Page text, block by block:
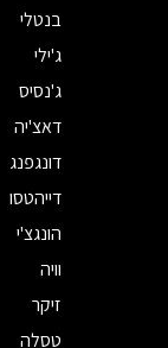
בנטלי
ג'ילי
ג'נסיס
דאצ'יה
דונגפנג
דייהטסו
הונגצ'י
וויה
זיקר
טסלה